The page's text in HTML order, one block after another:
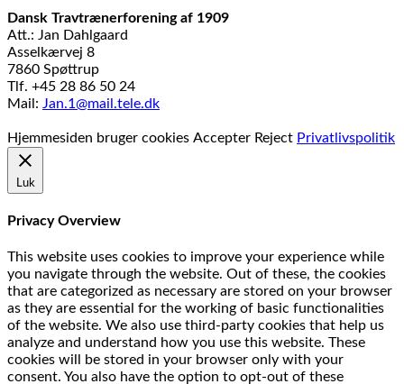
Dansk Travtrænerforening af 1909
Att.: Jan Dahlgaard
Asselkærvej 8
7860 Spøttrup
Tlf. +45 28 86 50 24
Mail: Jan.1@mail.tele.dk
Hjemmesiden bruger cookies Accepter Reject Privatlivspolitik
Luk
Privacy Overview
This website uses cookies to improve your experience while
you navigate through the website. Out of these, the cookies
that are categorized as necessary are stored on your browser
as they are essential for the working of basic functionalities
of the website. We also use third-party cookies that help us
analyze and understand how you use this website. These
cookies will be stored in your browser only with your
consent. You also have the option to opt-out of these